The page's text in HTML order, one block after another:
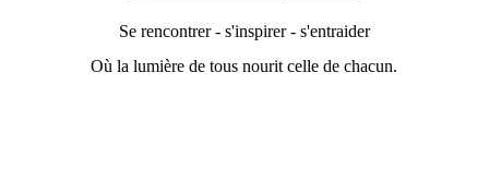
Se rencontrer - s'inspirer - s'entraider
Où la lumière de tous nourit celle de chacun.